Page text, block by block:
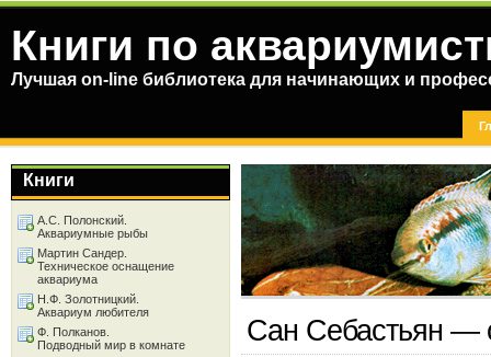
Книги по
Лучшая on-line библиотека для начинающих и
Сан Себастьян —
Книги
А.С. Полонский.
Аквариумные рыбы
Мартин Сандер.
Техническое оснащение
аквариума
Н.Ф. Золотницкий.
Аквариум любителя
Ф. Полканов.
Подводный мир в комнате